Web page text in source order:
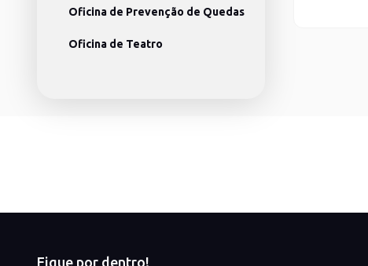
Oficina de Prevenção de Quedas
Oficina de Teatro
Fique por dentro!